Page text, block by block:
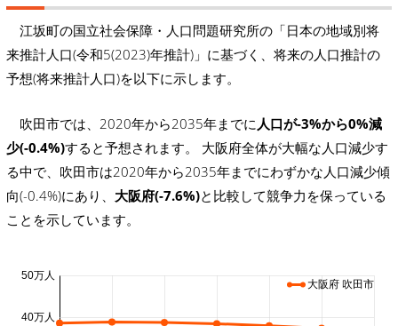
江坂町の国立社会保障・人口問題研究所の「日本の地域別将
来推計人口(令和5(2023)年推計)」に基づく、将来の人口推計の
予想(将来推計人口)を以下に示します。
吹田市では、2020年から2035年までに 人口が-3%から0%減
少(-0.4%)すると予想されます。 大阪府全体が大幅な人口減少す
る中で、吹田市は2020年から2035年までにわずかな人口減少傾
向(-0.4%)にあり、 大阪府(-7.6%)と比較して競争力を保っている
ことを示しています。
40万人
50万人
大阪府 吹田市